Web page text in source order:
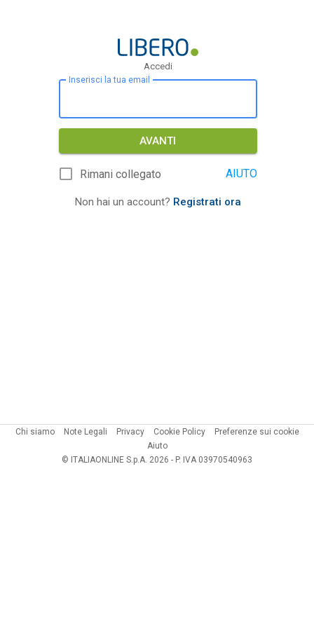
Accedi
Inserisci la tua email
AVANTI
Rimani collegato AIUTO
Non hai un account? Registrati ora
Chi siamo Note Legali Privacy Cookie Policy
Preferenze sui cookie
Aiuto
© ITALIAONLINE S.p.A. 2026 - P. IVA 03970540963